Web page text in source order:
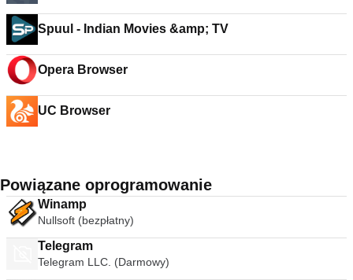
Spuul - Indian Movies &amp; TV
Opera Browser
UC Browser
Powiązane oprogramowanie
Winamp
Nullsoft (bezpłatny)
Telegram
Telegram LLC. (Darmowy)